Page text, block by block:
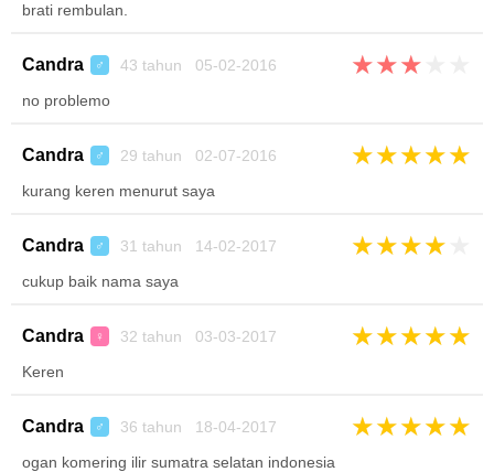
brati rembulan.
Candra ♂ 43 tahun 05-02-2016 ★★★
no problemo
Candra ♂ 29 tahun 02-07-2016 ★★★★★
kurang keren menurut saya
Candra ♂ 31 tahun 14-02-2017 ★★★★
cukup baik nama saya
Candra ♀ 32 tahun 03-03-2017 ★★★★★
Keren
Candra ♂ 36 tahun 18-04-2017 ★★★★★
ogan komering ilir sumatra selatan indonesia